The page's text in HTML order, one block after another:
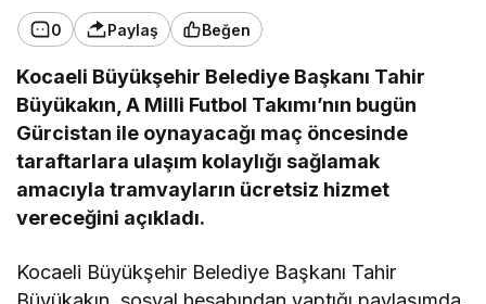
0 Paylaş Beğen
Kocaeli Büyükşehir Belediye Başkanı Tahir
Büyükakın, A Milli Futbol Takımı’nın bugün
Gürcistan ile oynayacağı maç öncesinde
taraftarlara ulaşım kolaylığı sağlamak
amacıyla tramvayların ücretsiz hizmet
vereceğini açıkladı.
Kocaeli Büyükşehir Belediye Başkanı Tahir